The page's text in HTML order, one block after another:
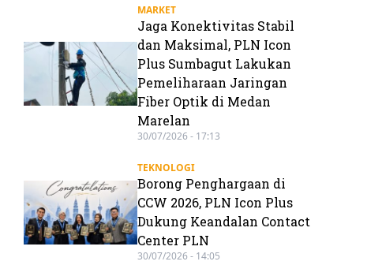
MARKET
Jaga Konektivitas Stabil
dan Maksimal, PLN Icon
Plus Sumbagut Lakukan
Pemeliharaan Jaringan
Fiber Optik di Medan
Marelan
30/07/2026 - 17:13
TEKNOLOGI
Borong Penghargaan di
CCW 2026, PLN Icon Plus
Dukung Keandalan Contact
Center PLN
30/07/2026 - 14:05